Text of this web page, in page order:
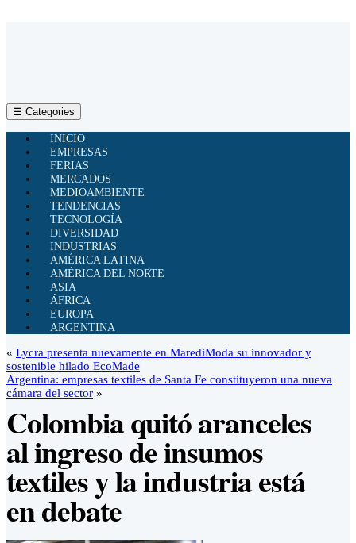
☰ Categories
INICIO
EMPRESAS
FERIAS
MERCADOS
MEDIOAMBIENTE
TENDENCIAS
TECNOLOGÍA
DIVERSIDAD
INDUSTRIAS
AMÉRICA LATINA
AMÉRICA DEL NORTE
ASIA
ÁFRICA
EUROPA
ARGENTINA
« Lycra presenta nuevamente en MarediModa su innovador y
sostenible hilado EcoMade
Argentina: empresas textiles de Santa Fe constituyeron una nueva
cámara del sector »
Colombia quitó aranceles
al ingreso de insumos
textiles y la industria está
en debate